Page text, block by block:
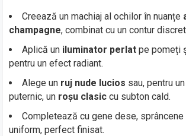
Creează un machiaj al ochilor în nuanțe
champagne, combinat cu un contur
Aplică un iluminator perlat pe pomeți
pentru un efect radiant.
Alege un ruj nude lucios sau, pentru
puternic, un roșu clasic cu subton cald.
Completează cu gene dese,
uniform, perfect finisat.